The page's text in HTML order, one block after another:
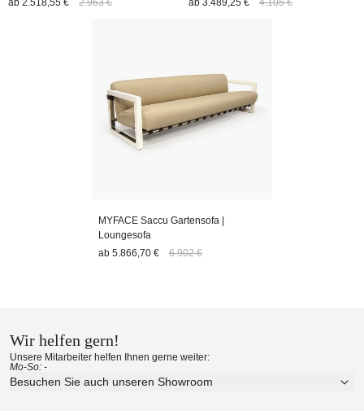
ab 2.518,55 € 2.963 €
ab 3.489,25 € 4.105 €
MYFACE Saccu Gartensofa |
Loungesofa
ab 5.866,70 € 6.902 €
Wir helfen gern!
Unsere Mitarbeiter helfen Ihnen gerne weiter:
Mo-So: -
Besuchen Sie auch unseren Showroom